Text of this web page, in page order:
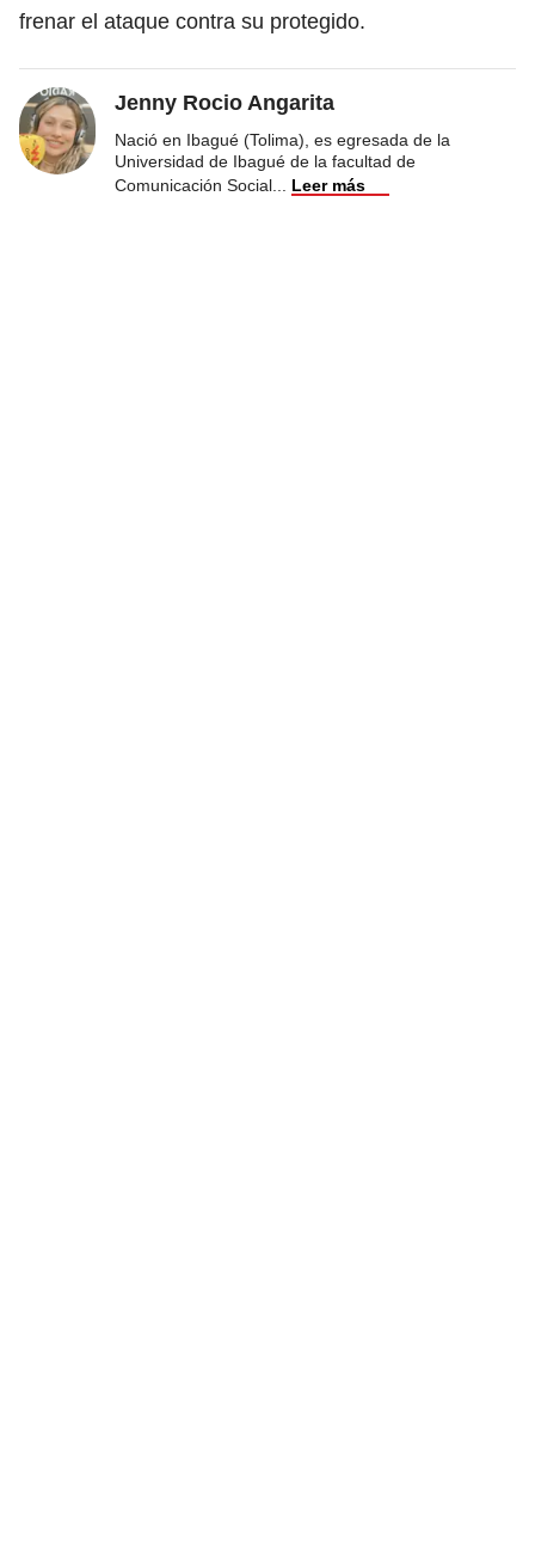
frenar el ataque contra su protegido.
Jenny Rocio Angarita
Nació en Ibagué (Tolima), es egresada de la
Universidad de Ibagué de la facultad de
Comunicación Social
Leer más